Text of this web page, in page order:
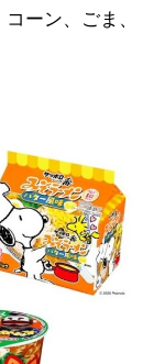
ーン、ごま、